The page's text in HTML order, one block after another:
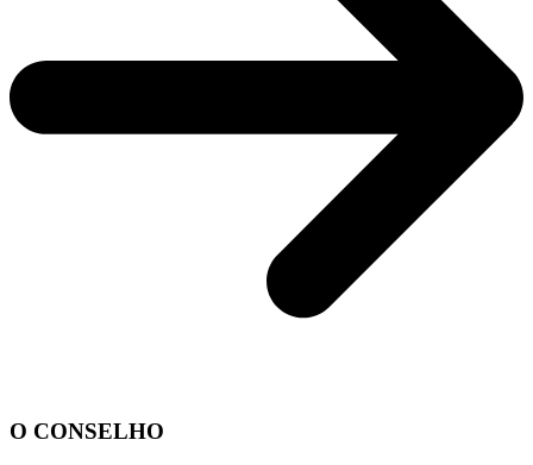
O CONSELHO